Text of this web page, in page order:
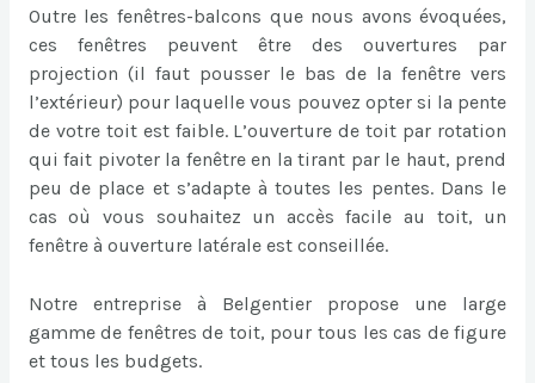
Outre les fenêtres-balcons que nous avons évoquées,
ces fenêtres peuvent être des ouvertures par
projection (il faut pousser le bas de la fenêtre vers
l’extérieur) pour laquelle vous pouvez opter si la pente
de votre toit est faible. L’ouverture de toit par rotation
qui fait pivoter la fenêtre en la tirant par le haut, prend
peu de place et s’adapte à toutes les pentes. Dans le
cas où vous souhaitez un accès facile au toit, un
fenêtre à ouverture latérale est conseillée.
Notre entreprise à Belgentier propose une large
gamme de fenêtres de toit, pour tous les cas de figure
et tous les budgets.